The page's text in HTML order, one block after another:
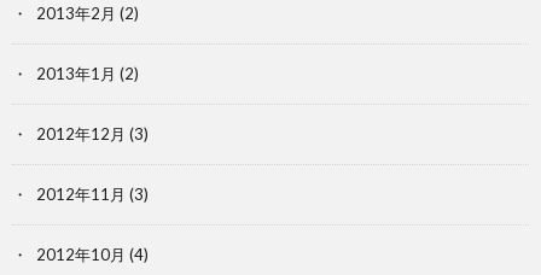
2013年2月 (2)
2013年1月 (2)
2012年12月 (3)
2012年11月 (3)
2012年10月 (4)